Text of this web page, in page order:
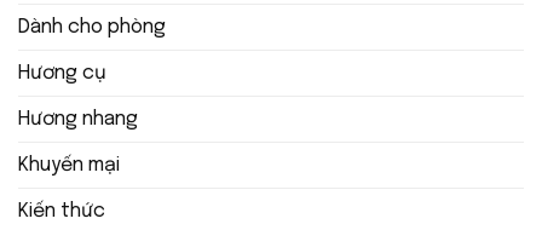
Dành cho phòng
Hương cụ
Hương nhang
Khuyến mại
Kiến thức